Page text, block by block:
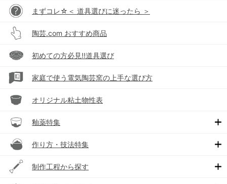
まずコレ☆＜ 道具選びに迷ったら ＞
陶芸.com おすすめ商品
初めての方必見!!道具選び
家庭で使う電気陶芸窯の上手な選び方
オリジナル粘土物性表
釉薬特集
作り方・技法特集
制作工程から探す